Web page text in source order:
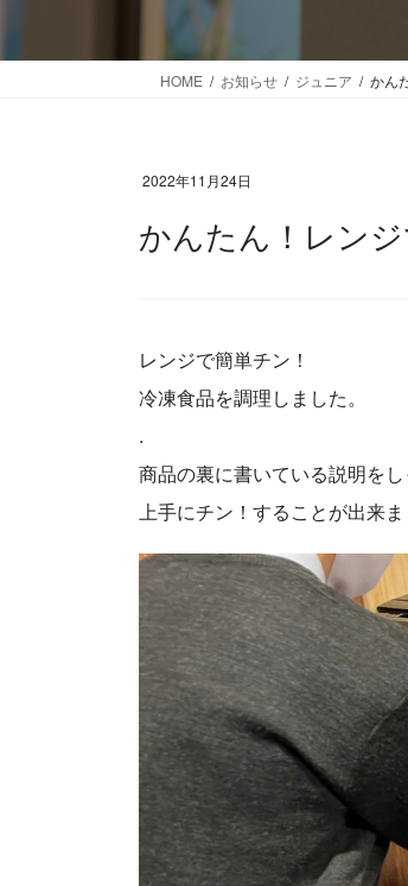
HOME お知らせ ジュニア かん
2022年11月24日
かんたん！レンジ
レンジで簡単チン！
冷凍食品を調理しました。
.
商品の裏に書いている説明を
上手にチン！することが出来